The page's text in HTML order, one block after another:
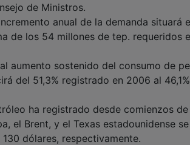
de Ministros.
anual de la demanda
de los 54 millones de tep. requeridos
aumento sostenido del consumo de
del 51,3% registrado en 2006 al
ha registrado desde comienzos
el Brent, y el Texas estadounidense
130 dólares, respectivamente.